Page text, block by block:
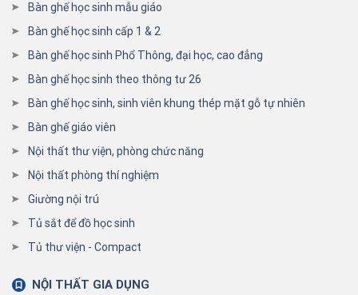
Bàn ghế học sinh mẫu giáo
Bàn ghế học sinh cấp 1 & 2
Bàn ghế học sinh Phổ Thông, đại học, cao đẳng
Bàn ghế học sinh theo thông tư 26
Bàn ghế học sinh, sinh viên khung thép mặt gỗ tự nhiên
Bàn ghế giáo viên
Nội thất thư viện, phòng chức năng
Nội thất phòng thí nghiệm
Giường nội trú
Tủ sắt để đồ học sinh
Tủ thư viện - Compact
NỘI THẤT GIA DỤNG